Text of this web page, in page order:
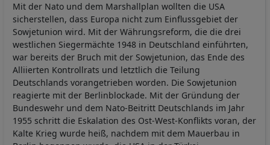
Mit der Nato und dem Marshallplan wollten die USA
sicherstellen, dass Europa nicht zum Einflussgebiet der
Sowjetunion wird. Mit der Währungsreform, die die drei
westlichen Siegermächte 1948 in Deutschland einführten,
war bereits der Bruch mit der Sowjetunion, das Ende des
Alliierten Kontrollrats und letztlich die Teilung
Deutschlands vorangetrieben worden. Die Sowjetunion
reagierte mit der Berlinblockade. Mit der Gründung der
Bundeswehr und dem Nato-Beitritt Deutschlands im Jahr
1955 schritt die Eskalation des Ost-West-Konflikts voran, der
Kalte Krieg wurde heiß, nachdem mit dem Mauerbau in